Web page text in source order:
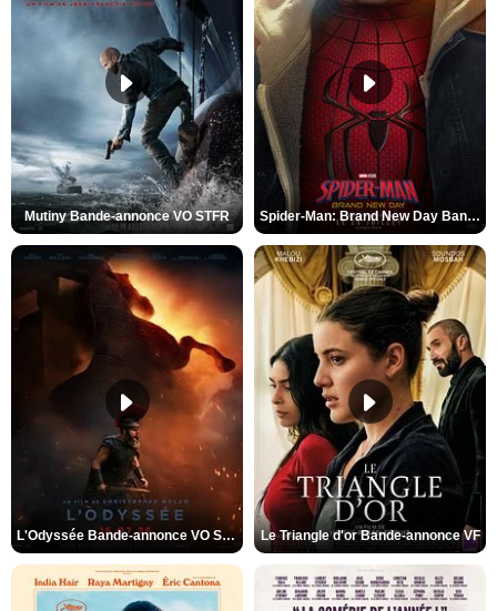
Mutiny Bande-annonce VO STFR Spider-Man: Brand New Day Bande-annonce VO STFR
L'Odyssée Bande-annonce VO STFR Le Triangle d'or Bande-annonce VF